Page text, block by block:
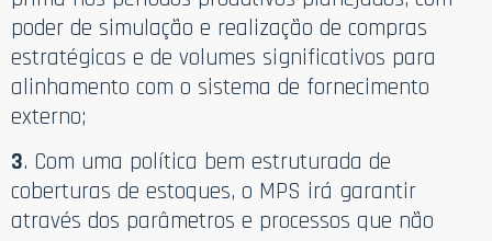
poder de simulação e realização de compras
estratégicas e de volumes significativos para
alinhamento com o sistema de fornecimento
externo;
3. Com uma política bem estruturada de
coberturas de estoques, o MPS irá garantir
através dos parâmetros e processos que não